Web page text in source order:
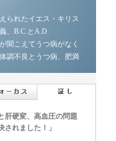
られたイエス・キリス
、B.C.とA.D.
聞こえてうつ病がなく
調不良とうつ病、肥満
肝硬変、高血圧の問題
されました！」